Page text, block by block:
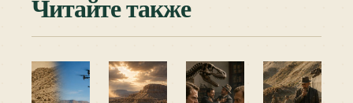
Читайте также